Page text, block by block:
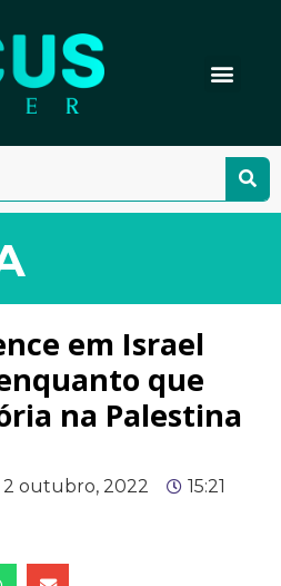
em Israel
que
na Palestina
2 outubro, 2022 15:21